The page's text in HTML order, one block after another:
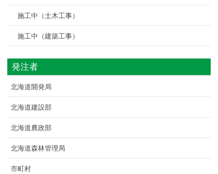
施工中（土木工事）
施工中（建築工事）
発注者
北海道開発局
北海道建設部
北海道農政部
北海道森林管理局
市町村